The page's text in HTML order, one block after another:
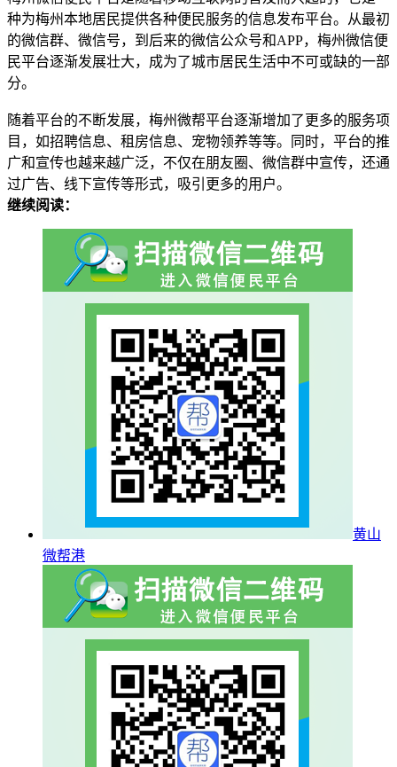
种为梅州本地居民提供各种便民服务的信息发布平台。从最初
的微信群、微信号，到后来的微信公众号和APP，梅州微信便
民平台逐渐发展壮大，成为了城市居民生活中不可或缺的一部
分。
随着平台的不断发展，梅州微帮平台逐渐增加了更多的服务项
目，如招聘信息、租房信息、宠物领养等等。同时，平台的推
广和宣传也越来越广泛，不仅在朋友圈、微信群中宣传，还通
过广告、线下宣传等形式，吸引更多的用户。
继续阅读：
黄山
微帮港